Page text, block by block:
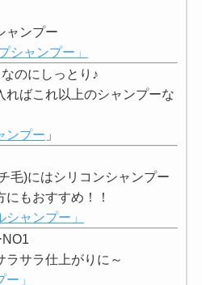
ャンプー
シャンプー」
のにしっとり♪
ればこれ以上のシャンプーな
ンプー 」
毛)にはシリコンシャンプー
にもおすすめ！！
ャンプー」
ラサラ仕上がりに～
」